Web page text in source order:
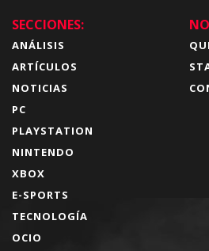
SECCIONES:
ANÁLISIS
ARTÍCULOS
NOTICIAS
PC
PLAYSTATION
NINTENDO
XBOX
E-SPORTS
TECNOLOGÍA
OCIO